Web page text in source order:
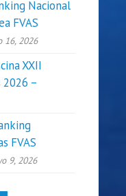
Nacional
FVAS
16, 2026
XXII
2026 –
FVAS
9, 2026